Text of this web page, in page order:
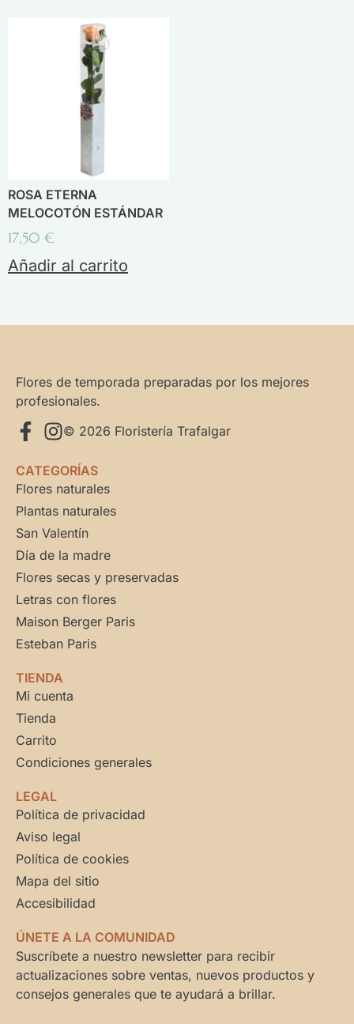
ROSA ETERNA
MELOCOTÓN ESTÁNDAR
17,50 €
Añadir al carrito
Flores de temporada preparadas por los mejores
profesionales.
© 2026 Floristería Trafalgar
CATEGORÍAS
Flores naturales
Plantas naturales
San Valentín
Día de la madre
Flores secas y preservadas
Letras con flores
Maison Berger Paris
Esteban Paris
TIENDA
Mi cuenta
Tienda
Carrito
Condiciones generales
LEGAL
Política de privacidad
Aviso legal
Política de cookies
Mapa del sitio
Accesibilidad
ÚNETE A LA COMUNIDAD
Suscríbete a nuestro newsletter para recibir
actualizaciones sobre ventas, nuevos productos y
consejos generales que te ayudará a brillar.